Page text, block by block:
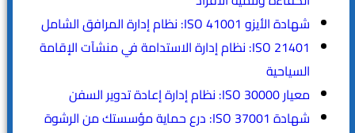
شهادة الأيزو ISO 41001: نظام إدارة المرافق الشامل
ISO 21401: نظام إدارة الاستدامة في منشآت الإقامة
السياحية
معيار ISO 30000: نظام إدارة إعادة تدوير السفن
شهادة ISO 37001: درع حماية مؤسستك من الرشوة